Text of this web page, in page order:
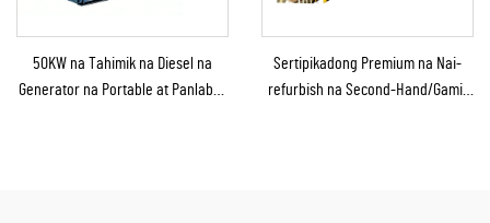
50KW na Tahimik na Diesel na
Generator na Portable at Panlabas
Sertipikadong Premium na Nai-
refurbish na Second-Hand/Gamit